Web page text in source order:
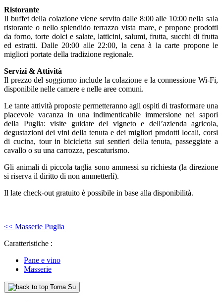
Ristorante
Il buffet della colazione viene servito dalle 8:00 alle 10:00 nella sala
ristorante o nello splendido terrazzo vista mare, e propone prodotti
da forno, torte dolci e salate, latticini, salumi, frutta, succhi di frutta
ed estratti. Dalle 20:00 alle 22:00, la cena à la carte propone le
migliori portate della tradizione regionale.
Servizi & Attività
Il prezzo del soggiorno include la colazione e la connessione Wi-Fi,
disponibile nelle camere e nelle aree comuni.
Le tante attività proposte permetteranno agli ospiti di trasformare una
piacevole vacanza in una indimenticabile immersione nei sapori
della Puglia: visite guidate del vigneto e dell’azienda agricola,
degustazioni dei vini della tenuta e dei migliori prodotti locali, corsi
di cucina, tour in bicicletta sui sentieri della tenuta, passeggiate a
cavallo o su una carrozza, pescaturismo.
Gli animali di piccola taglia sono ammessi su richiesta (la direzione
si riserva il diritto di non ammetterli).
Il late check-out gratuito è possibile in base alla disponibilità.
<< Masserie Puglia
Caratteristiche :
Pane e vino
Masserie
Torna Su